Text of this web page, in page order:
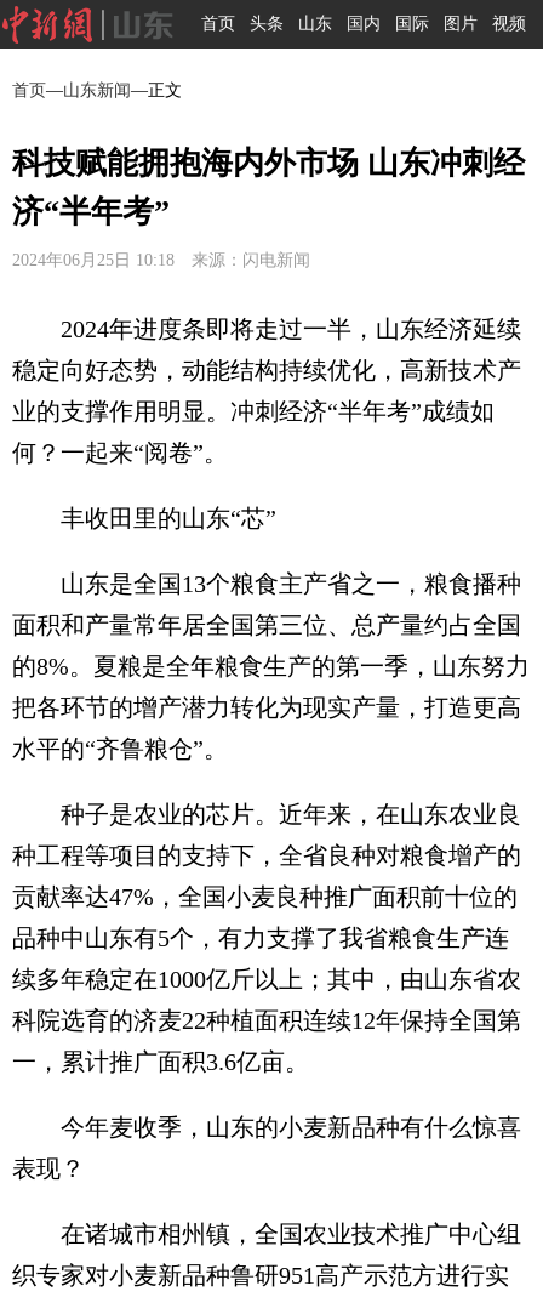
首页 头条 山东 国内 国际 图片 视频
首页—山东新闻—正文
科技赋能拥抱海内外市场 山东冲刺经
济“半年考”
2024年06月25日 10:18 来源：闪电新闻
2024年进度条即将走过一半，山东经济延续
稳定向好态势，动能结构持续优化，高新技术产
业的支撑作用明显。冲刺经济“半年考”成绩如
何？一起来“阅卷”。
丰收田里的山东“芯”
山东是全国13个粮食主产省之一，粮食播种
面积和产量常年居全国第三位、总产量约占全国
的8%。夏粮是全年粮食生产的第一季，山东努力
把各环节的增产潜力转化为现实产量，打造更高
水平的“齐鲁粮仓”。
种子是农业的芯片。近年来，在山东农业良
种工程等项目的支持下，全省良种对粮食增产的
贡献率达47%，全国小麦良种推广面积前十位的
品种中山东有5个，有力支撑了我省粮食生产连
续多年稳定在1000亿斤以上；其中，由山东省农
科院选育的济麦22种植面积连续12年保持全国第
一，累计推广面积3.6亿亩。
今年麦收季，山东的小麦新品种有什么惊喜
表现？
在诸城市相州镇，全国农业技术推广中心组
织专家对小麦新品种鲁研951高产示范方进行实